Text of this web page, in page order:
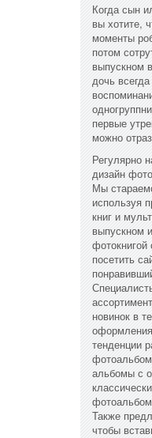
Когда сын
вы хотите,
моменты
потом
выпускном
дочь
первые
можно
Регулярно
дизайн
Мы
используя
книг и
выпускном
посетить
новинок в
тенденции
альбомы с
Также
чтобы